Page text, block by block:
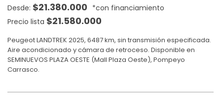
$21.380.000
Precio lista $21.580.000
Peugeot LANDTREK 2025, 6487 km, sin transmisión especificada.
Aire acondicionado y cámara de retroceso. Disponible en
SEMINUEVOS PLAZA OESTE (Mall Plaza Oeste), Pompeyo
Carrasco.